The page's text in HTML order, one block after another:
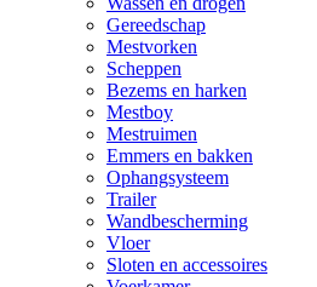
Gereedschap
Mestvorken
Scheppen
Bezems en harken
Mestboy
Mestruimen
Emmers en bakken
Ophangsysteem
Trailer
Wandbescherming
Vloer
Sloten en accessoires